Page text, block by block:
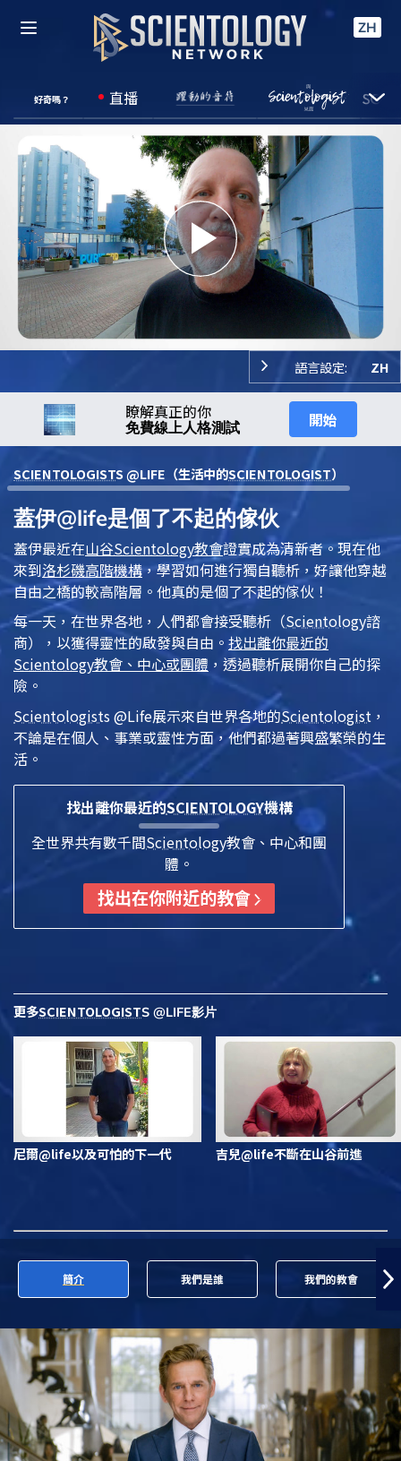
ZH
好奇嗎？ 直播
Play
Video
語言設定: ZH
瞭解真正的你
免費線上人格測試 開始
SCIENTOLOGISTS @LIFE（生活中的SCIENTOLOGIST）
蓋伊@life是個了不起的傢伙
蓋伊最近在山谷Scientology教會證實成為清新者。現在他
來到洛杉磯高階機構，學習如何進行獨自聽析，好讓他穿越
自由之橋的較高階層。他真的是個了不起的傢伙！
每一天，在世界各地，人們都會接受聽析 （Scientology諮
商），以獲得靈性的啟發與自由。 找出離你最近的
Scientology教會、中心或團體 ，透過聽析展開你自己的探
險。
Scientologists @Life展示來自世界各地的Scientologist ，
不論是在個人、事業或靈性方面，他們都過著興盛繁榮的生
活。
找出離你最近的SCIENTOLOGY機構
全世界共有數千間Scientology教會、中心和團
體。
找出在你附近的教會
更多SCIENTOLOGISTS @LIFE影片
尼爾@life以及可怕的下一代 吉兒@life不斷在山谷前進
簡介 我們是誰 我們的教會